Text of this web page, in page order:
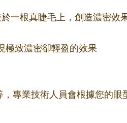
一根真睫毛上，創造濃密效
極致濃密卻輕盈的效果
專業技術人員會根據您的